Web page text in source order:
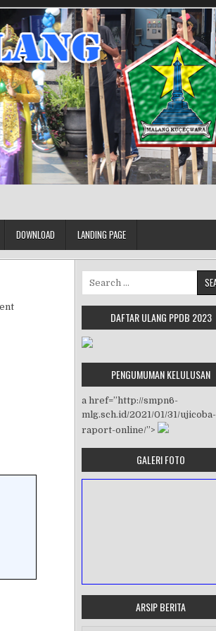
DOWNLOAD LANDING PAGE
on Buku BSE Matematika Kelas 7
Search for:
DAFTAR ULANG PPDB 2023
PENGUMUMAN KELULUSAN
a href=”http://smpn6-
mlg.sch.id/2021/01/31/ujicoba-
raport-online/”>
GALERI FOTO
ARSIP BERITA